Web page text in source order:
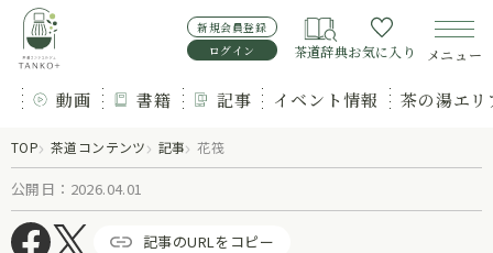
新規会員登録
ログイン
茶道辞典お気に入り メニュー
動画 書籍 記事 イベント情報 茶の湯エ
TOP 茶道コンテンツ 記事 花筏
公開日：2026.04.01
記事のURLをコピー